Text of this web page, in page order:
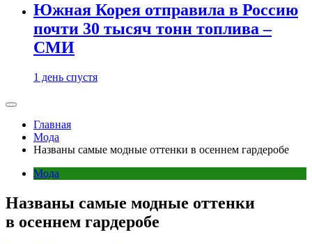
Южная Корея отправила в Россию
почти 30 тысяч тонн топлива –
СМИ
1 день спустя
Главная
Мода
Названы самые модные оттенки в осеннем гардеробе
Мода
Названы самые модные оттенки
в осеннем гардеробе